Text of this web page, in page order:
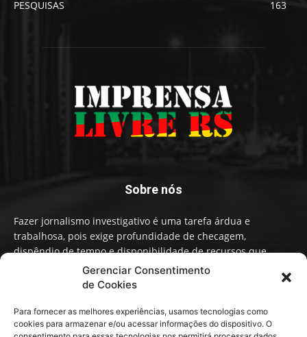
Gerenciar Consentimento
de Cookies
Para fornecer as melhores experiências, usamos tecnologias como
cookies para armazenar e/ou acessar informações do dispositivo. O
PESQUISAS
163
Sobre nós
Fazer jornalismo investigativo é uma tarefa árdua e
trabalhosa, pois exige profundidade de checagem,
dispêndio de tempo e disponibilidade de recursos que
influenciam na qualidade de informação e conteúdo. A
Imprensa Livre RS faz um Jornalismo independente,
Contato:contato@imprensalivrers.com.br